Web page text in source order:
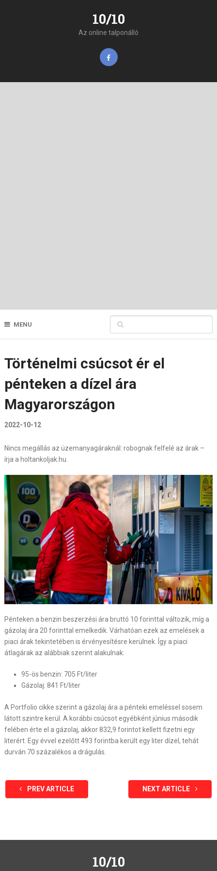
10/10
Az online talponálló
MENU
Történelmi csúcsot ér el
pénteken a dízel ára
Magyarországon
2022-10-12
Nincs megállás az üzemanyagáraknál: robognak felfelé az árak –
írja a holtankoljak.hu.
Pénteken a benzin beszerzési ára bruttó 10 forinttal változik, míg a
gázolaj ára 20 forinttal emelkedik. Várhatóan ezek az emelések a
piaci árak tekintetében is érvényesítésre kerülnek. Így a piaci
átlagárak az alábbiak szerint alakulnak:
95-ös benzin: 705 Ft/liter
Gázolaj: 841 Ft/liter
A Portfolio cikke szerint a gázolaj ára a pénteki emeléssel sosem
látott szintre kerül. A korábbi csúcsot egyébként június második
felében érte el a gázolaj, akkor 832,9 forintot kellett fizetni egy
literért. Egy évvel ezelőtt 493 forintba került egy liter dízel, tehát
durván 70 százalékos a drágulás.
PREV ARTICLE NEXT ARTICLE
10/10